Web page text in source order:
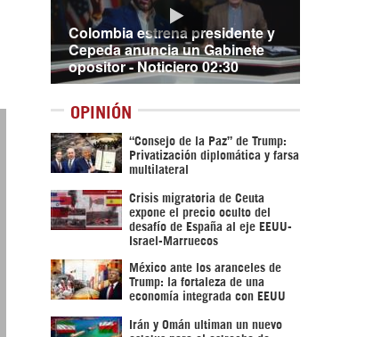
Colombia estrena presidente y
Cepeda anuncia un Gabinete
opositor - Noticiero 02:30
OPINIÓN
“Consejo de la Paz” de Trump:
Privatización diplomática y farsa
multilateral
Crisis migratoria de Ceuta
expone el precio oculto del
desafío de España al eje EEUU-
Israel-Marruecos
México ante los aranceles de
Trump: la fortaleza de una
economía integrada con EEUU
Irán y Omán ultiman un nuevo